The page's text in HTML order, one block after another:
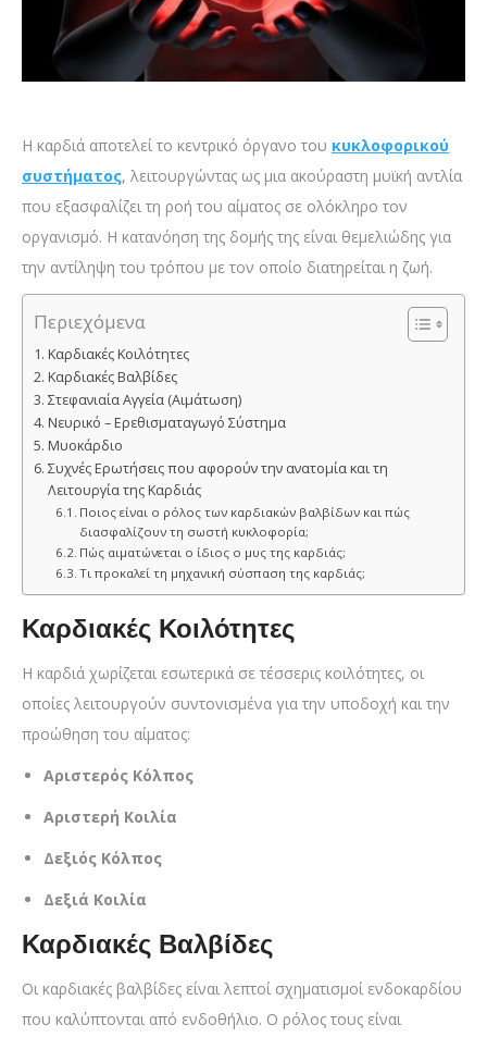
Η καρδιά αποτελεί το κεντρικό όργανο του κυκλοφορικού
συστήματος, λειτουργώντας ως μια ακούραστη μυϊκή αντλία
που εξασφαλίζει τη ροή του αίματος σε ολόκληρο τον
οργανισμό. Η κατανόηση της δομής της είναι θεμελιώδης για
την αντίληψη του τρόπου με τον οποίο διατηρείται η ζωή.
Περιεχόμενα
Καρδιακές Κοιλότητες
Καρδιακές Βαλβίδες
Στεφανιαία Αγγεία (Αιμάτωση)
Νευρικό – Ερεθισματαγωγό Σύστημα
Μυοκάρδιο
Συχνές Ερωτήσεις που αφορούν την ανατομία και τη
Λειτουργία της Καρδιάς
Ποιος είναι ο ρόλος των καρδιακών βαλβίδων και πώς
διασφαλίζουν τη σωστή κυκλοφορία;
Πώς αιματώνεται ο ίδιος ο μυς της καρδιάς;
Τι προκαλεί τη μηχανική σύσπαση της καρδιάς;
Καρδιακές Κοιλότητες
Η καρδιά χωρίζεται εσωτερικά σε τέσσερις κοιλότητες, οι
οποίες λειτουργούν συντονισμένα για την υποδοχή και την
προώθηση του αίματος:
Αριστερός Κόλπος
Αριστερή Κοιλία
Δεξιός Κόλπος
Δεξιά Κοιλία
Καρδιακές Βαλβίδες
Οι καρδιακές βαλβίδες είναι λεπτοί σχηματισμοί ενδοκαρδίου
που καλύπτονται από ενδοθήλιο. Ο ρόλος τους είναι